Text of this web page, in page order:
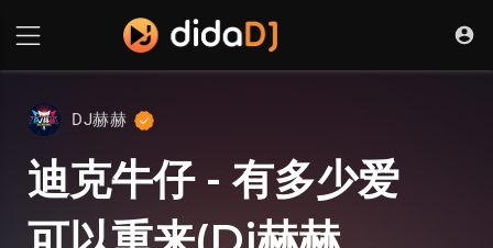
DJ赫赫
迪克牛仔 - 有多少爱